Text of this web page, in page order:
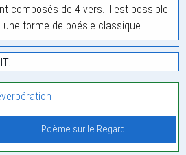
composés de 4 vers. Il est possible
forme de poésie classique.
Poème sur le Regard